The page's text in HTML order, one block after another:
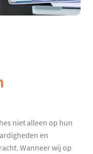
niet alleen op hun
en
Wanneer wij op